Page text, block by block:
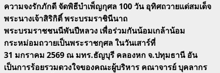
ความจงรักภักดี จัดพิธีบำเพ็ญกุศล 100 วัน อุทิศถวายแด่สมเด็จ
พระนางเจ้าสิริกิติ์ พระบรมราชินีนาถ
พระบรมราชชนนีพันปีหลวง เพื่อร่วมกันน้อมเกล้าน้อม
กระหม่อมถวายเป็นพระราชกุศล ในวันเสาร์ที่
31 มกราคม 2569 ณ มทร.ธัญบุรี คลองหก จ.ปทุมธานี อัน
เป็นการร้อยรวมดวงใจของคณะผู้บริหาร คณาจารย์ บุคลากร